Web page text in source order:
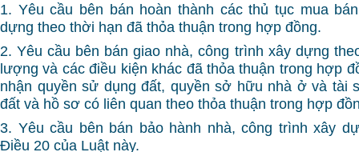
1. Yêu cầu bên bán hoàn thành các thủ tục mua
dựng theo thời hạn đã thỏa thuận trong hợp đồng.
2. Yêu cầu bên bán giao nhà, công trình xây dựng
lượng và các điều kiện khác đã thỏa thuận trong hợp
nhận quyền sử dụng đất, quyền sở hữu nhà ở và tài
đất và hồ sơ có liên quan theo thỏa thuận trong hợp
3. Yêu cầu bên bán bảo hành nhà, công trình xây
Điều 20 của Luật này.